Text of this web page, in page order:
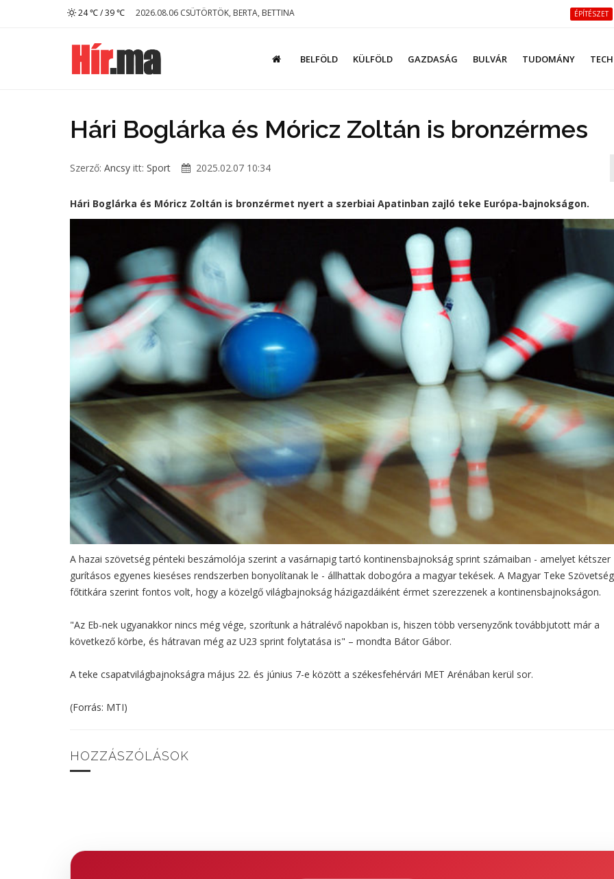
24 ℃ / 39 ℃ 2026.08.06 CSÜTÖRTÖK, BERTA, BETTINA ÉPÍTÉSZET
BELFÖLD KÜLFÖLD GAZDASÁG BULVÁR TUDOMÁNY TECH
Hári Boglárka és Móricz Zoltán is bronzérmes
Szerző: Ancsy itt: Sport 2025.02.07 10:34
Hári Boglárka és Móricz Zoltán is bronzérmet nyert a szerbiai Apatinban zajló teke Európa-bajnokságon.
A hazai szövetség pénteki beszámolója szerint a vasárnapig tartó kontinensbajnokság sprint számaiban - amelyet kétszer
gurításos egyenes kieséses rendszerben bonyolítanak le - állhattak dobogóra a magyar tekések. A Magyar Teke Szövetség
főtitkára szerint fontos volt, hogy a közelgő világbajnokság házigazdáiként érmet szerezzenek a kontinensbajnokságon.
"Az Eb-nek ugyanakkor nincs még vége, szorítunk a hátralévő napokban is, hiszen több versenyzőnk továbbjutott már a
következő körbe, és hátravan még az U23 sprint folytatása is" – mondta Bátor Gábor.
A teke csapatvilágbajnokságra május 22. és június 7-e között a székesfehérvári MET Arénában kerül sor.
(Forrás: MTI)
HOZZÁSZÓLÁSOK